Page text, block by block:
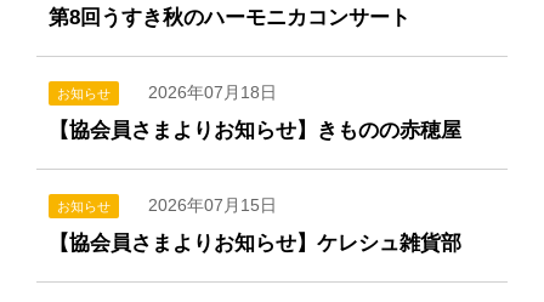
第8回うすき秋のハーモニカコンサート
お知らせ 2026年07月18日
【協会員さまよりお知らせ】きものの赤穂屋
お知らせ 2026年07月15日
【協会員さまよりお知らせ】ケレシュ雑貨部